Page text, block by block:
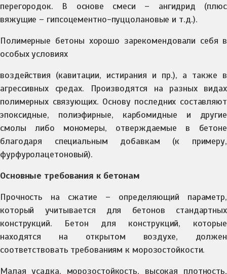
перегородок. В основе смеси – ангидрид (плюс
вяжущие – гипсоцементно-пуццолановые и т.д.).
Полимерные бетоны хорошо зарекомендовали себя в
особых условиях
воздействия (кавитации, истирания и пр.), а также в
агрессивных средах. Производятся на разных видах
полимерных связующих. Основу последних составляют
эпоксидные, полиэфирные, карбомидные и другие
смолы либо мономеры, отверждаемые в бетоне
благодаря специальным добавкам (к примеру,
фурфуролацетоновый).
Основные требования к бетонам
Прочность на сжатие – определяющий параметр,
который учитывается для бетонов стандартных
конструкций. Бетон для конструкций, которые
находятся на открытом воздухе, должен
соответствовать требованиям к морозостойкости.
Малая усадка, морозостойкость, высокая плотность,